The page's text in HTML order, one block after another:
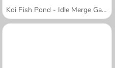
Koi Fish Pond - Idle Merge Game